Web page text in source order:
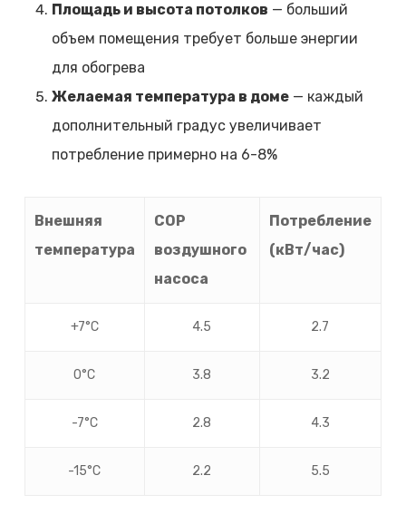
Площадь и высота потолков — больший
объем помещения требует больше энергии
для обогрева
Желаемая температура в доме— каждый
дополнительный градус увеличивает
потребление примерно на 6-8%
Внешняя
температура
COP
воздушного
насоса
Потребление
(кВт/час)
+7°C 4.5 2.7
0°C 3.8 3.2
-7°C 2.8 4.3
-15°C 2.2 5.5